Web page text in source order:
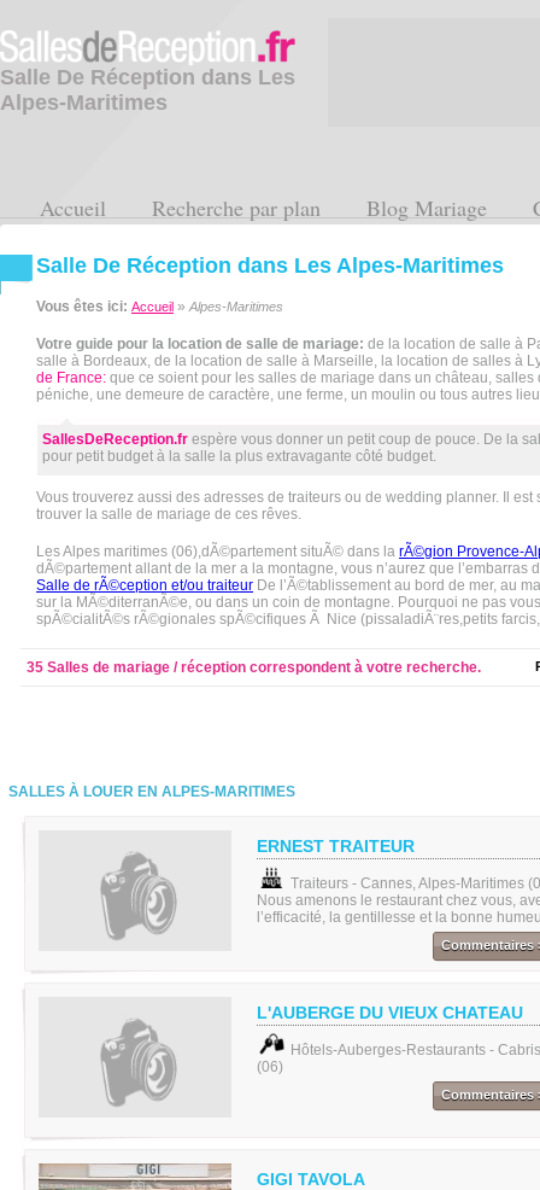
Salle De Réception dans Les
Alpes-Maritimes
Accueil Recherche par plan Blog Mariage
Salle De Réception dans Les Alpes-Maritimes
Vous êtes ici: Accueil »Alpes-Maritimes
Votre guide pour la location de salle de mariage: de la location de salle à
salle à Bordeaux, de la location de salle à Marseille, la location de salles à
de France: que ce soient pour les salles de mariage dans un château, salles
péniche, une demeure de caractère, une ferme, un moulin ou tous autres
SallesDeReception.fr espère vous donner un petit coup de pouce. De la
pour petit budget à la salle la plus extravagante côté budget.
Vous trouverez aussi des adresses de traiteurs ou de wedding planner. Il est
trouver la salle de mariage de ces rêves.
Les Alpes maritimes (06),dÃ©partement situÃ© dans la rÃ©gion Provence-
dÃ©partement allant de la mer a la montagne, vous n’aurez que l’embarras
Salle de rÃ©ception et/ou traiteur De l’Ã©tablissement au bord de mer, au
sur la MÃ©diterranÃ©e, ou dans un coin de montagne. Pourquoi ne pas
spÃ©cialitÃ©s rÃ©gionales spÃ©cifiques Ã Nice (pissaladiÃ¨res,petits
35 Salles de mariage / réception correspondent à votre recherche.
SALLES À LOUER EN ALPES-MARITIMES
ERNEST TRAITEUR
Traiteurs - Cannes, Alpes-Maritimes
Nous amenons le restaurant chez vous,
l’efficacité, la gentillesse et la bonne
Commentaires
L'AUBERGE DU VIEUX CHATEAU
Hôtels-Auberges-Restaurants -
(06)
Commentaires
GIGI TAVOLA